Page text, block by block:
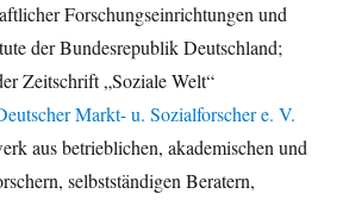
Forschungseinrichtungen und
der Bundesrepublik Deutschland;
Zeitschrift „Soziale Welt“
Markt- u. Sozialforscher e. V.
aus betrieblichen, akademischen und
selbstständigen Beratern,